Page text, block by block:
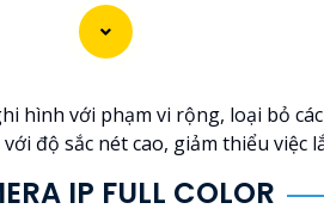
hình với phạm vi rộng, loại bỏ
độ sắc nét cao, giảm thiểu việc
IP FULL COLOR